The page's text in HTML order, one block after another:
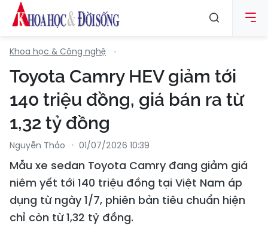
Khoa học & Công nghệ
Toyota Camry HEV giảm tới
140 triệu đồng, giá bán ra từ
1,32 tỷ đồng
Nguyễn Thảo 01/07/2026 10:39
Mẫu xe sedan Toyota Camry đang giảm giá
niêm yết tới 140 triệu đồng tại Việt Nam áp
dụng từ ngày 1/7, phiên bản tiêu chuẩn hiện
chỉ còn từ 1,32 tỷ đồng.